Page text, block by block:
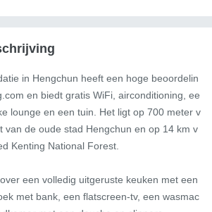
in Hengchun heeft een hoge beoordelin
en biedt gratis WiFi, airconditioning, ee
lounge en een tuin. Het ligt op 700 meter v
van de oude stad Hengchun en op 14 km v
Kenting National Forest.
een volledig uitgeruste keuken met een
met bank, een flatscreen-tv, een wasmac